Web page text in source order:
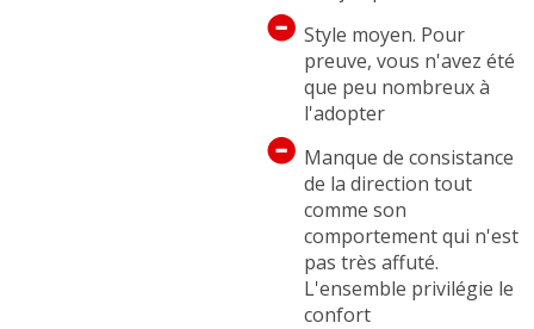
Style moyen. Pour
preuve, vous n'avez été
que peu nombreux à
l'adopter
Manque de consistance
de la direction tout
comme son
comportement qui n'est
pas très affuté.
L'ensemble privilégie le
confort